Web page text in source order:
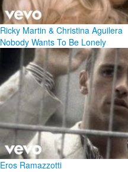
Ricky Martin & Christina Aguilera
Nobody Wants To Be Lonely
Eros Ramazzotti